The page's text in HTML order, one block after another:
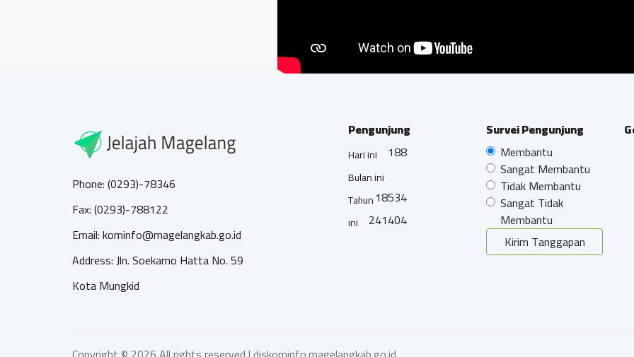
Phone: (0293)-78346
Fax: (0293)-788122
Email: kominfo@magelangkab.go.id
Address: Jln. Soekarno Hatta No. 59
Kota Mungkid
Pengunjung
Hari ini 188
Bulan ini
18534
Tahun
ini
241404
Survei Pengunjung
Membantu
Sangat Membantu
Tidak Membantu
Sangat Tidak
Membantu
Kirim Tanggapan